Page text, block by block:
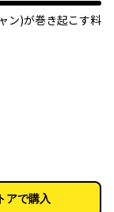
ン)が巻き起こす料
アで購入